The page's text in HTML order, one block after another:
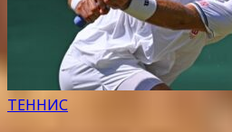
ТЕННИС